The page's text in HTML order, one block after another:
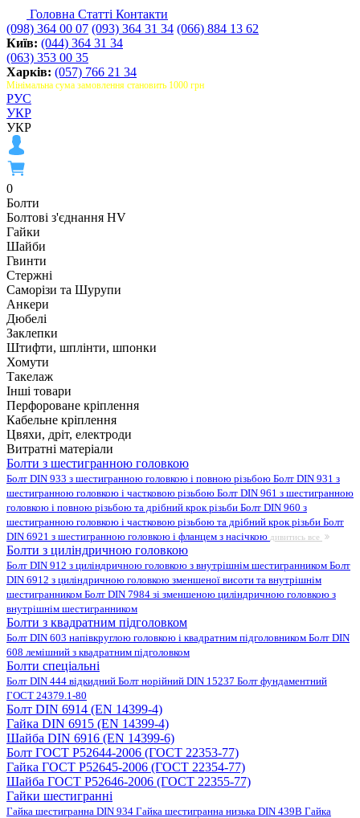
Головна Статті Контакти
(098) 364 00 07 (093) 364 31 34 (066) 884 13 62
Київ: (044) 364 31 34
(063) 353 00 35
Харків: (057) 766 21 34
Мінімальна сума замовлення становить 1000 грн
РУС
УКР
УКР
0
Болти
Болтові з'єднання HV
Гайки
Шайби
Гвинти
Стержні
Саморізи та Шурупи
Анкери
Дюбелі
Заклепки
Штифти, шплінти, шпонки
Хомути
Такелаж
Інші товари
Перфороване кріплення
Кабельне кріплення
Цвяхи, дріт, електроди
Витратні матеріали
Болти з шестигранною головкою
Болт DIN 933 з шестигранною головкою і повною різьбою Болт DIN 931 з
шестигранною головкою і частковою різьбою Болт DIN 961 з шестигранною
головкою і повною різьбою та дрібний крок різьби Болт DIN 960 з
шестигранною головкою і частковою різьбою та дрібний крок різьби Болт
DIN 6921 з шестигранною головкою і фланцем з насічкою дивитись все
Болти з циліндричною головкою
Болт DIN 912 з циліндричною головкою з внутрішнім шестигранником Болт
DIN 6912 з циліндричною головкою зменшеної висоти та внутрішнім
шестигранником Болт DIN 7984 зі зменшеною циліндричною головкою з
внутрішнім шестигранником
Болти з квадратним підголовком
Болт DIN 603 напівкруглою головкою і квадратним підголовником Болт DIN
608 лемішний з квадратним підголовком
Болти спеціальні
Болт DIN 444 відкидний Болт норійний DIN 15237 Болт фундаментний
ГОСТ 24379.1-80
Болт DIN 6914 (EN 14399-4)
Гайка DIN 6915 (EN 14399-4)
Шайба DIN 6916 (EN 14399-6)
Болт ГОСТ Р52644-2006 (ГОСТ 22353-77)
Гайка ГОСТ Р52645-2006 (ГОСТ 22354-77)
Шайба ГОСТ Р52646-2006 (ГОСТ 22355-77)
Гайки шестигранні
Гайка шестигранна DIN 934 Гайка шестигранна низька DIN 439B Гайка